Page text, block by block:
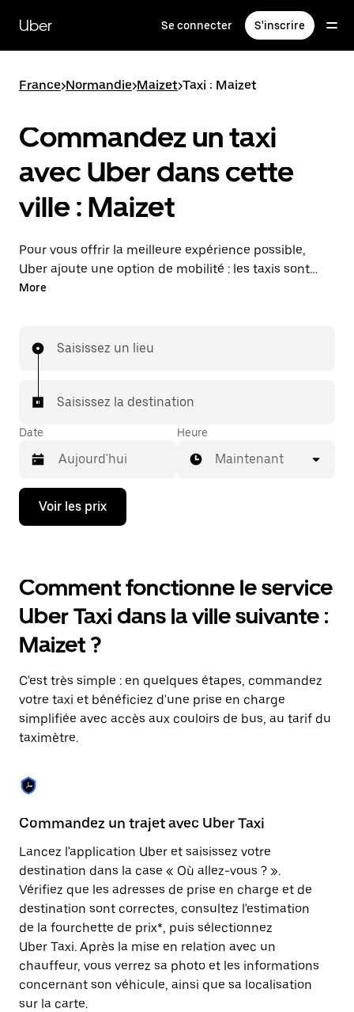
contenu
principal
Uber Se connecter S'inscrire
France>Normandie>Maizet>Taxi : Maizet
Commandez un taxi
avec Uber dans cette
ville : Maizet
Pour vous offrir la meilleure expérience possible,
Uber ajoute une option de mobilité : les taxis sont
maintenant disponibles dans l'application. Uber Taxi :
More
Saisissez un lieu
Saisissez la destination
Date
Appuyez
la
bas
pour
ouvrir
le
calendrier
et
une
date.
Appuyez
sur
la
pour
fermer
calendrier.
Heure
Maintenant
Voir les prix
Comment fonctionne le service
Uber Taxi dans la ville suivante :
Maizet ?
C'est très simple : en quelques étapes, commandez
votre taxi et bénéficiez d'une prise en charge
simplifiée avec accès aux couloirs de bus, au tarif du
taximètre.
Commandez un trajet avec Uber Taxi
Lancez l'application Uber et saisissez votre
destination dans la case « Où allez-vous ? ».
Vérifiez que les adresses de prise en charge et de
destination sont correctes, consultez l'estimation
de la fourchette de prix*, puis sélectionnez
Uber Taxi. Après la mise en relation avec un
chauffeur, vous verrez sa photo et les informations
concernant son véhicule, ainsi que sa localisation
sur la carte.